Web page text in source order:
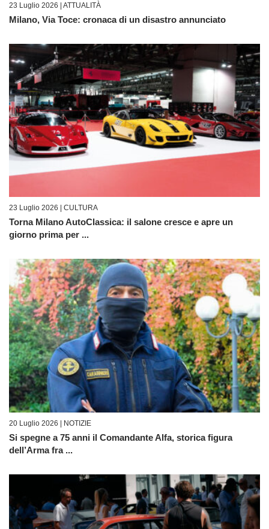
23 Luglio 2026 | ATTUALITÀ
Milano, Via Toce: cronaca di un disastro annunciato
23 Luglio 2026 | CULTURA
Torna Milano AutoClassica: il salone cresce e apre un
giorno prima per ...
20 Luglio 2026 | NOTIZIE
Si spegne a 75 anni il Comandante Alfa, storica figura
dell’Arma fra ...